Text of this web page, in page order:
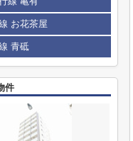
お花茶屋
青砥
件